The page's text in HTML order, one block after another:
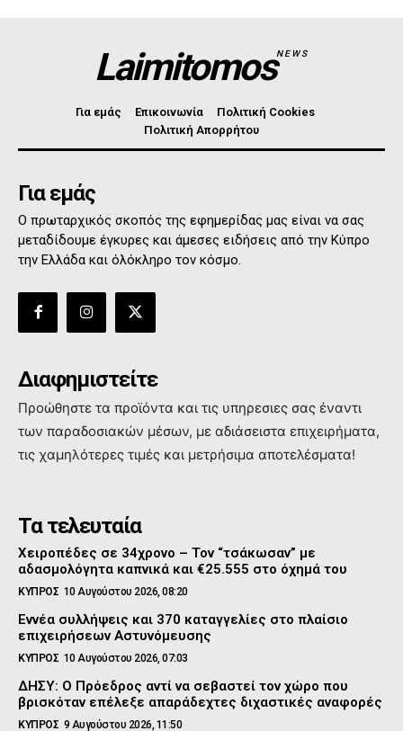
LaimitomosNEWS
Για εμάς Επικοινωνία
Πολιτική Cookies
Πολιτική Απορρήτου
Για εμάς
Ο πρωταρχικός σκοπός της εφημερίδας μας είναι να σας
μεταδίδουμε έγκυρες και άμεσες ειδήσεις από την Κύπρο
την Ελλάδα και όλόκληρο τον κόσμο.
Διαφημιστείτε
Προώθηστε τα προϊόντα και τις υπηρεσιες σας έναντι
των παραδοσιακών μέσων, με αδιάσειστα επιχειρήματα,
τις χαμηλότερες τιμές και μετρήσιμα αποτελέσματα!
Τα τελευταία
Χειροπέδες σε 34χρονο – Τον “τσάκωσαν” με
αδασμολόγητα καπνικά και €25.555 στο όχημά του
ΚΥΠΡΟΣ 10 Αυγούστου 2026, 08:20
Εννέα συλλήψεις και 370 καταγγελίες στο πλαίσιο
επιχειρήσεων Αστυνόμευσης
ΚΥΠΡΟΣ 10 Αυγούστου 2026, 07:03
ΔΗΣΥ: Ο Πρόεδρος αντί να σεβαστεί τον χώρο που
βρισκόταν επέλεξε απαράδεχτες διχαστικές αναφορές
ΚΥΠΡΟΣ 9 Αυγούστου 2026, 11:50